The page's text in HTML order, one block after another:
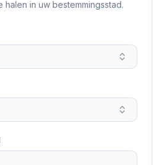
in uw bestemmingsstad.